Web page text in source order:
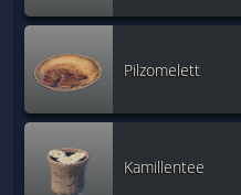
Pilzomelett
Kamillentee